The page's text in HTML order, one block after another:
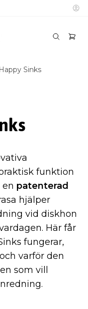
Happy Sinks
funktion
patenterad
hjälper
vid diskhon
Här får
fungerar,
varför den
som vill